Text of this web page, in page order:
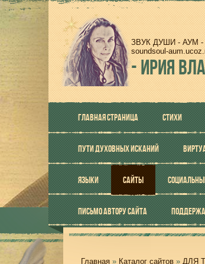
ЗВУК ДУШИ - АУМ
soundsoul-
-ИРИЯ
ГЛАВНАЯ СТРАНИЦА СТИХИ
ПУТИ ДУХОВНЫХ ИСКАНИЙ
ЯЗЫКИ САЙТЫ
ПИСЬМО АВТОРУ САЙТА
Главная » Каталог сайтов » ДЛЯ